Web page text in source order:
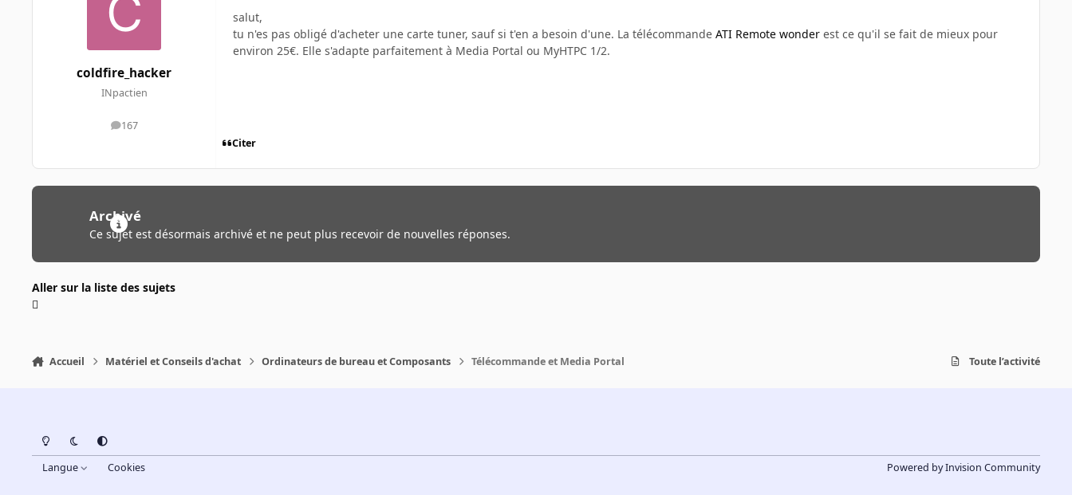
coldfire_hacker
INpactien
167
messages
salut,
tu n'es pas obligé d'acheter une carte tuner, sauf si t'en a besoin d'une. La télécommande ATI Remote wonder est ce qu'il se fait de mieux pour
environ 25€. Elle s'adapte parfaitement à Media Portal ou MyHTPC 1/2.
Citer
Archivé
Ce sujet est désormais archivé et ne peut plus recevoir de nouvelles réponses.
Aller sur la liste des sujets
Accueil Matériel et Conseils d'achat Ordinateurs de bureau et Composants Télécommande et Media Portal Toute l’activité
Light ModeDark ModeSystem Preference
Langue Cookies Powered byInvision Community